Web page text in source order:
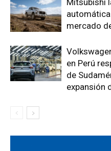
Mitsubishi
mercado
en Perú
de
expansión